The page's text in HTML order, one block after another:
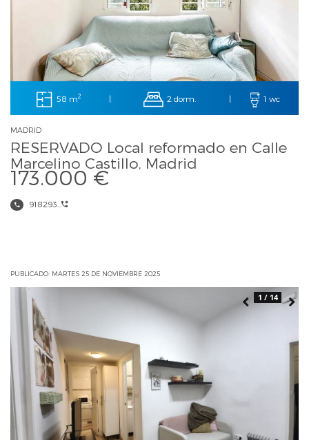
58 m2 | 2 dorm. | 1 wc
MADRID
RESERVADO Local reformado en Calle
Marcelino Castillo, Madrid
173.000 €
918293...
PUBLICADO: MARTES 25 DE NOVIEMBRE 2025
1 / 14